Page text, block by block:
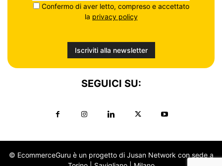
Confermo di aver letto, compreso e accettato
la privacy policy
SEGUICI SU:
© EcommerceGuru è un progetto di Jusan Network con sede a